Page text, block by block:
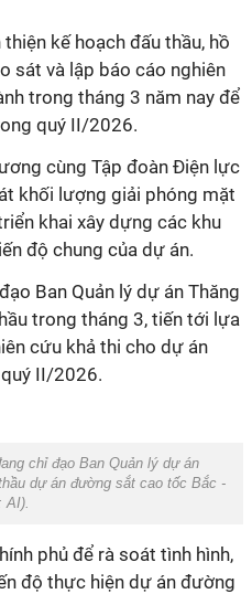
kế hoạch đấu thầu, hồ
sát và lập báo cáo nghiên
trong tháng 3 năm nay để
quý II/2026.
cùng Tập đoàn Điện lực
khối lượng giải phóng mặt
khai xây dựng các khu
độ chung của dự án.
Ban Quản lý dự án Thăng
trong tháng 3, tiến tới lựa
cứu khả thi cho dự án
II/2026.
chỉ đạo Ban Quản lý dự án
dự án đường sắt cao tốc Bắc -
AI).
phủ để rà soát tình hình,
độ thực hiện dự án đường